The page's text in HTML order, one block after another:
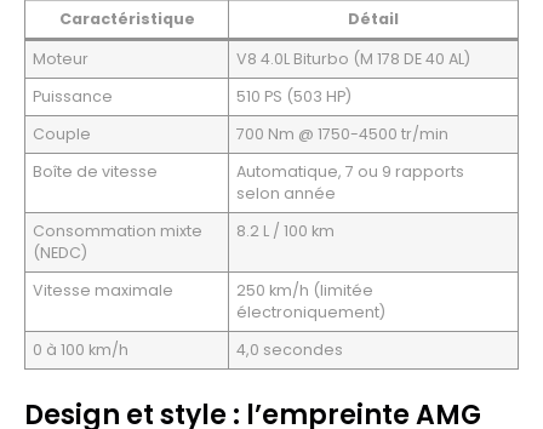
Caractéristique
Détail
Moteur
V8 4.0L Biturbo (M 178 DE 40 AL)
Puissance
510 PS (503 HP)
Couple
700 Nm @ 1750-4500 tr/min
Boîte de vitesse
Automatique, 7 ou 9 rapports
selon année
Consommation mixte
(NEDC)
8.2 L / 100 km
Vitesse maximale
250 km/h (limitée
électroniquement)
0 à 100 km/h
4,0 secondes
Design et style : l’empreinte AMG